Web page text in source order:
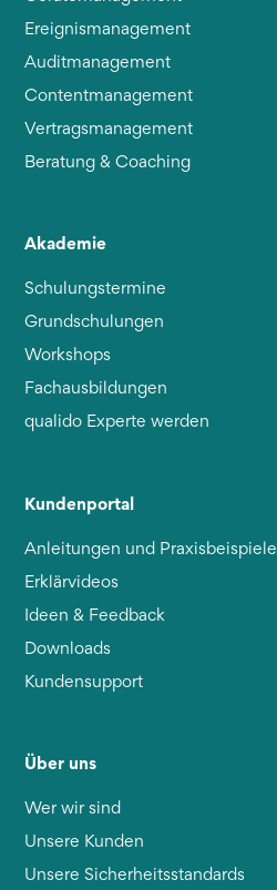
Ereignismanagement
Auditmanagement
Contentmanagement
Vertragsmanagement
Beratung & Coaching
Akademie
Schulungstermine
Grundschulungen
Workshops
Fachausbildungen
qualido Experte werden
Kundenportal
Anleitungen und Praxisbeispiele
Erklärvideos
Ideen & Feedback
Downloads
Kundensupport
Über uns
Wer wir sind
Unsere Kunden
Unsere Sicherheitsstandards